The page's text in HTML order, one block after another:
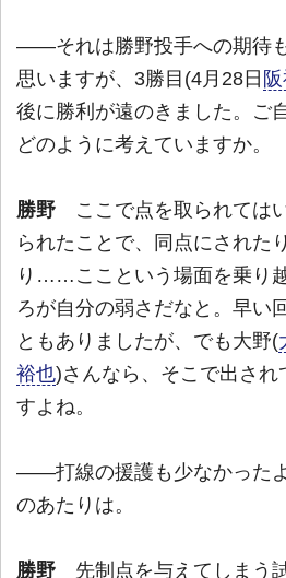
――それは勝野投手への期待
思いますが、3勝目(4月28日
後に勝利が遠のきました。ご
どのように考えていますか。
勝野 ここで点を取られては
られたことで、同点にされた
り……ここという場面を乗り
ろが自分の弱さだなと。早い
ともありましたが、でも大野(
裕也)さんなら、そこで出さ
すよね。
――打線の援護も少なかった
のあたりは。
勝野 先制点を与えてしまう